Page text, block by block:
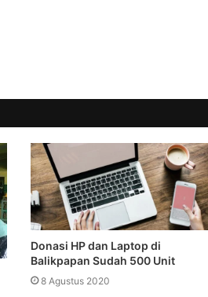
Donasi HP dan Laptop di
Balikpapan Sudah 500 Unit
8 Agustus 2020